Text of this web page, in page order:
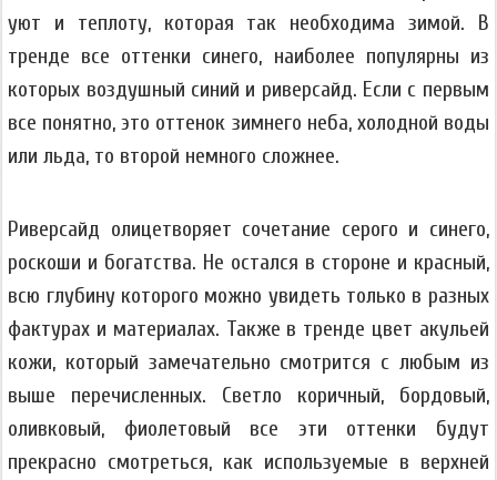
уют и теплоту, которая так необходима зимой. В
тренде все оттенки синего, наиболее популярны из
которых воздушный синий и риверсайд. Если с первым
все понятно, это оттенок зимнего неба, холодной воды
или льда, то второй немного сложнее.
Риверсайд олицетворяет сочетание серого и синего,
роскоши и богатства. Не остался в стороне и красный,
всю глубину которого можно увидеть только в разных
фактурах и материалах. Также в тренде цвет акульей
кожи, который замечательно смотрится с любым из
выше перечисленных. Светло коричный, бордовый,
оливковый, фиолетовый все эти оттенки будут
прекрасно смотреться, как используемые в верхней